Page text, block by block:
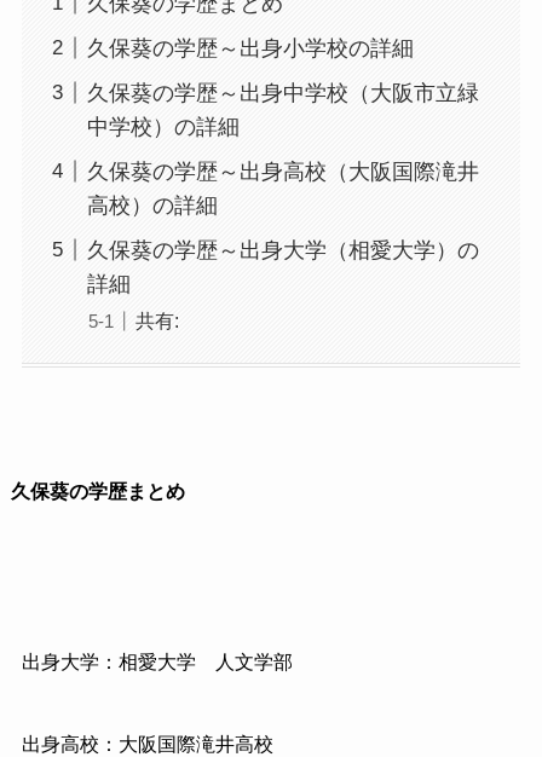
久保葵の学歴～出身小学校の詳細
久保葵の学歴～出身中学校（大阪市立緑
中学校）の詳細
久保葵の学歴～出身高校（大阪国際滝井
高校）の詳細
久保葵の学歴～出身大学（相愛大学）の
詳細
共有:
久保葵の学歴まとめ
出身大学：相愛大学 人文学部
出身高校：大阪国際滝井高校